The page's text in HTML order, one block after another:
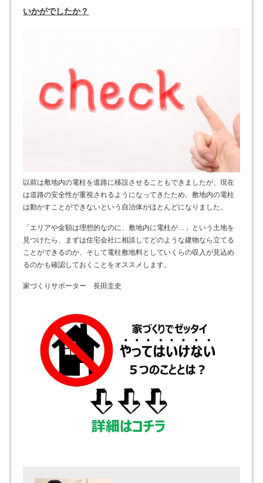
いかがでしたか？
以前は敷地内の電柱を道路に移設させることもできましたが、現在
は道路の安全性が重視されるようになってきたため、敷地内の電柱
は動かすことができないという自治体がほとんどになりました。
「エリアや金額は理想的なのに、敷地内に電柱が…」という土地を
見つけたら、まずは住宅会社に相談してどのような建物なら立てる
ことができるのか、そして電柱敷地料としていくらの収入が見込め
るのかも確認しておくことをオススメします。
家づくりサポーター 長田圭史